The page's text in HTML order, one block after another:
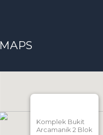
MAPS
Komplek Bukit
Arcamanik 2 Blok